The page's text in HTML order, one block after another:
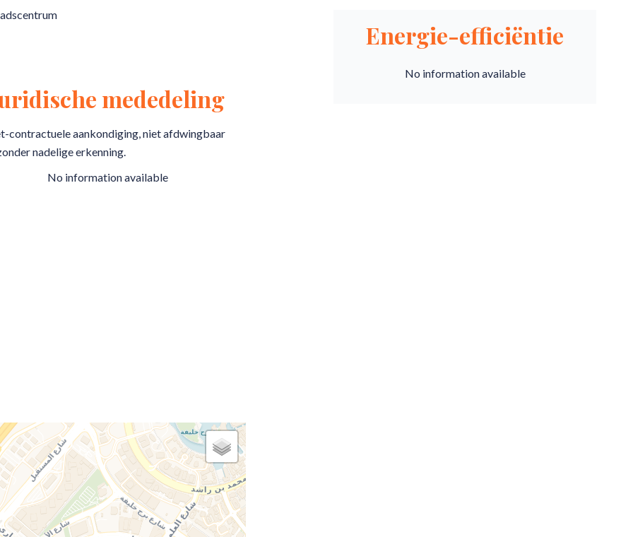
mededeling
contractuele aankondiging, niet afdwingbaar
nadelige erkenning.
No information available
Energie-efficiëntie
No information available